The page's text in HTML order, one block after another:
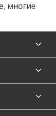
многие